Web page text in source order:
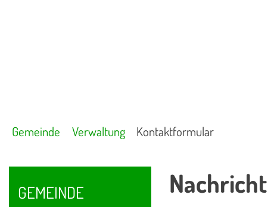
Gemeinde Verwaltung Kontaktformular
GEMEINDE